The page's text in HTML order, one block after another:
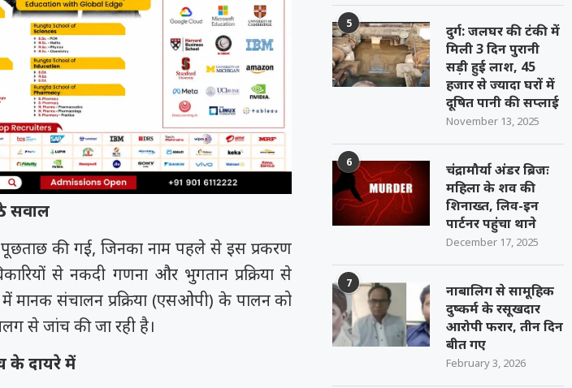
सवाल
पूछताछ की गई, जिनका नाम पहले से इस प्रकरण
से नकदी गणना और भुगतान प्रक्रिया से
में मानक संचालन प्रक्रिया (एसओपी) के पालन को
से जांच की जा रही है।
के दायरे में
5
दुर्ग: जलघर की टंकी में
मिली 3 दिन पुरानी
सड़ी हुई लाश, 45
हजार से ज्यादा घरों में
दूषित पानी की सप्लाई
November 13, 2025
6
चंद्रामौर्या अंडर ब्रिजः
महिला के शव की
शिनाख्त, लिव-इन
पार्टनर पहुंचा थाने
December 17, 2025
7
नाबालिग से सामूहिक
दुष्कर्म के रसूखदार
आरोपी फरार, तीन दिन
बीत गए
February 3, 2026